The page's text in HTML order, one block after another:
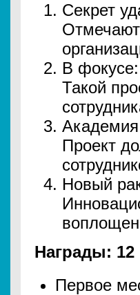
Секрет
В
Такой
Академия
Проект
Новый
Награды: 12
Первое